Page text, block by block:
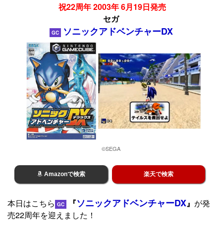
祝22周年 2003年 6月19日発売
セガ
GC ソニックアドベンチャーDX
©SEGA
Amazonで検索 楽天で検索
本日はこちら GC 『ソニックアドベンチャーDX』 が発
売22周年を迎えました！